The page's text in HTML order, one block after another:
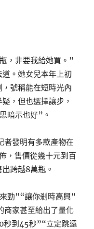
，非要我給她買。”
。她女兒本年上初
號稱能在短時光內
，但也選擇讓步，
暗示也好”。
者發明有多款產物在
，售價從幾十元到百
跨越8萬瓶。
勁”“讓你剎時高興”
商家甚至給出了量化
秒到45秒”“立定跳遠